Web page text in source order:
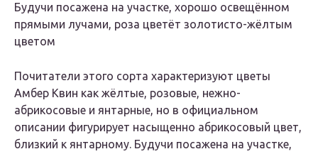
Будучи посажена на участке, хорошо освещённом
прямыми лучами, роза цветёт золотисто-жёлтым
цветом
Почитатели этого сорта характеризуют цветы
Амбер Квин как жёлтые, розовые, нежно-
абрикосовые и янтарные, но в официальном
описании фигурирует насыщенно абрикосовый цвет,
близкий к янтарному. Будучи посажена на участке,